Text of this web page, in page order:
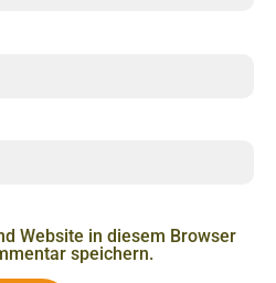
Website in diesem Browser
speichern.